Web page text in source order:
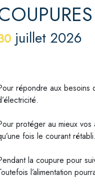
juillet 2026
répondre aux besoins
protéger au mieux
fois le courant rétabli.
la coupure pour
l’alimentation